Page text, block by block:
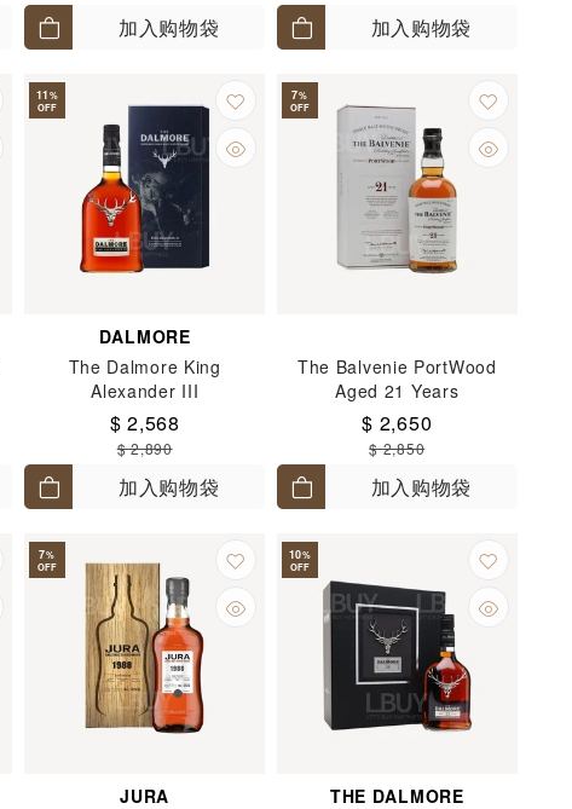
加入购物袋 加入购物袋
11%
OFF
DALMORE
The Dalmore King
Alexander III
$ 2,568
$ 2,890
加入购物袋
7%
OFF
The Balvenie PortWood
Aged 21 Years
$ 2,650
$ 2,850
加入购物袋
7%
OFF
JURA
10%
OFF
THE DALMORE